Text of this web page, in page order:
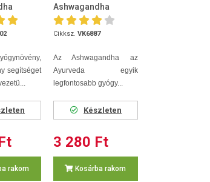
segítséget
rakom
Ashwagandha
kivonat 240mg k...
Cikksz. VK6887
Az Ashwagandha az
Ayurveda egyik
legfontosabb gyógy...
Készleten
3 280 Ft
Kosárba rakom